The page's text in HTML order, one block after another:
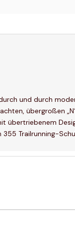
und durch
übergroßen
übertriebenem
Trailrunning-